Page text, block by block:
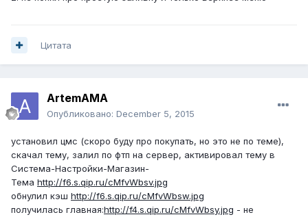
Цитата
ArtemAMA
Опубликовано: December 5, 2015
установил цмс (скоро буду про покупать, но это не по теме),
скачал тему, залил по фтп на сервер, активировал тему в
Система-Настройки-Магазин-
Тема http://f6.s.qip.ru/cMfvWbsv.jpg
обнулил кэш http://f6.s.qip.ru/cMfvWbsw.jpg
получилась главная:http://f4.s.qip.ru/cMfvWbsy.jpg - не